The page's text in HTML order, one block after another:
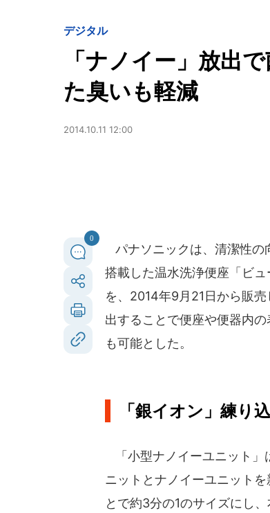
デジタル
「ナノイー」放出
た臭いも軽減
2014.10.11 12:00
0
パナソニックは、清潔性の
搭載した温水洗浄便座「ビ
を、2014年9月21日から販
出することで便座や便器内
も可能とした。
「銀イオン」練り
「小型ナノイーユニット」
ニットとナノイーユニットを
とで約3分の1のサイズにし